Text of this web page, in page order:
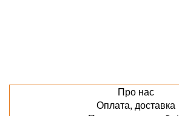
Про нас
Оплата, доставка